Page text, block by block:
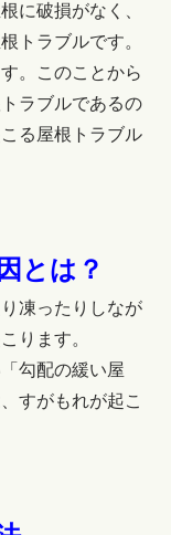
に破損がなく、
トラブルです。
。このことから
ラブルであるの
る屋根トラブル
とは？
凍ったりしなが
ります。
勾配の緩い屋
すがもれが起こ